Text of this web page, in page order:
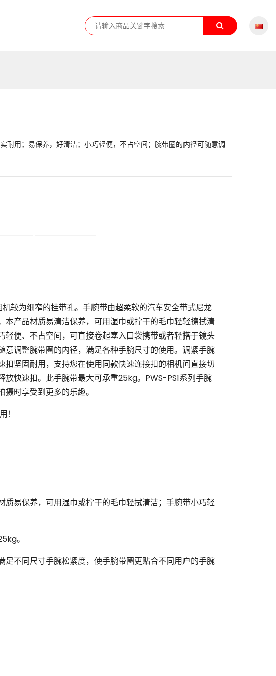
耐用；易保养，好清洁；小巧轻便，不占空间；腕带圈的内径可随意调
较为细窄的挂带孔。 手腕带由超柔软的汽车安全带式尼龙
本产品材质易清洁保养，可用湿巾或拧干的毛巾轻轻擦拭清
轻便、不占空间，可直接卷起塞入口袋携带或者轻搭于镜头
意调整腕带圈的内径， 满足各种手腕尺寸的使用。调紧手腕
坚固耐用，支持您在使用同款快速连接扣的相机间直接切
放快速扣。此手腕带最大可承重25kg。 PWS-PS1系列手腕
时享受到更多的乐趣。
！
易保养，可用湿巾或拧干的毛巾轻拭清洁；手腕带小巧轻
。
不同尺寸手腕松紧度，使手腕带圈更贴合不同用户的手腕